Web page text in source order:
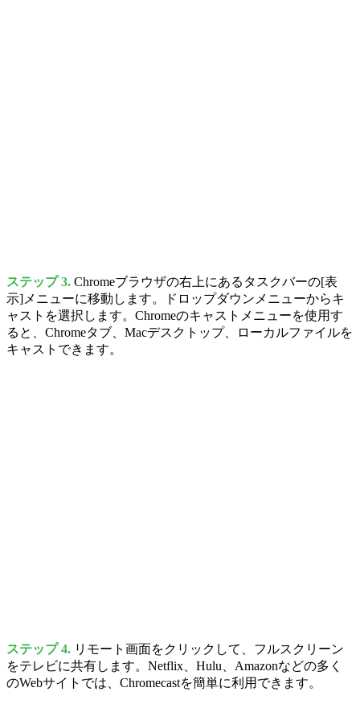
ステップ 3. Chromeブラウザの右上にあるタスクバーの[表
示]メニューに移動します。ドロップダウンメニューからキ
ャストを選択します。Chromeのキャストメニューを使用す
ると、Chromeタブ、Macデスクトップ、ローカルファイルを
キャストできます。
ステップ 4. リモート画面をクリックして、フルスクリーン
をテレビに共有します。Netflix、Hulu、Amazonなどの多く
のWebサイトでは、Chromecastを簡単に利用できます。